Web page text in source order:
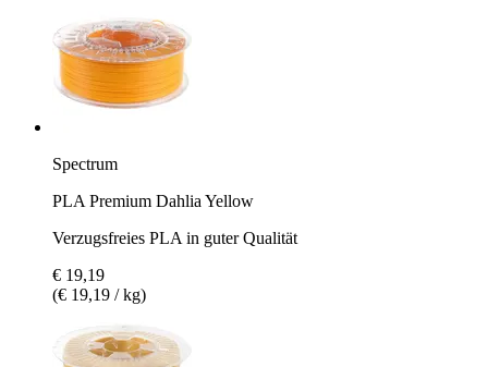
Spectrum
PLA Premium Dahlia Yellow
Verzugsfreies PLA in guter Qualität
€ 19,19
(€ 19,19 / kg)